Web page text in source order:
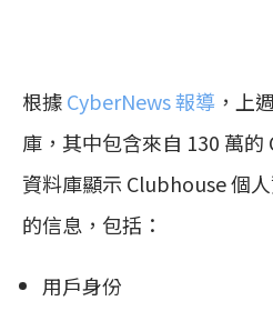
根據Cyber​​News 報導 ，上
庫，其中包含來自 130 萬的
資料庫顯示 Clubhouse 個
的信息，包括：
用戶身份